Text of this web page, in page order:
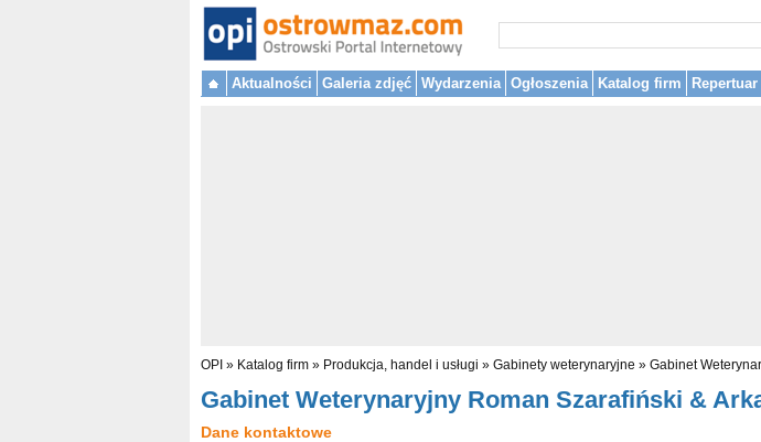
Aktualności Galeria zdjęć Wydarzenia Ogłoszenia Katalog firm
OPI » Katalog firm » Produkcja, handel i usługi » Gabinety weterynaryjne » Gabinet
Gabinet Weterynaryjny Roman Szarafiński &
Dane kontaktowe